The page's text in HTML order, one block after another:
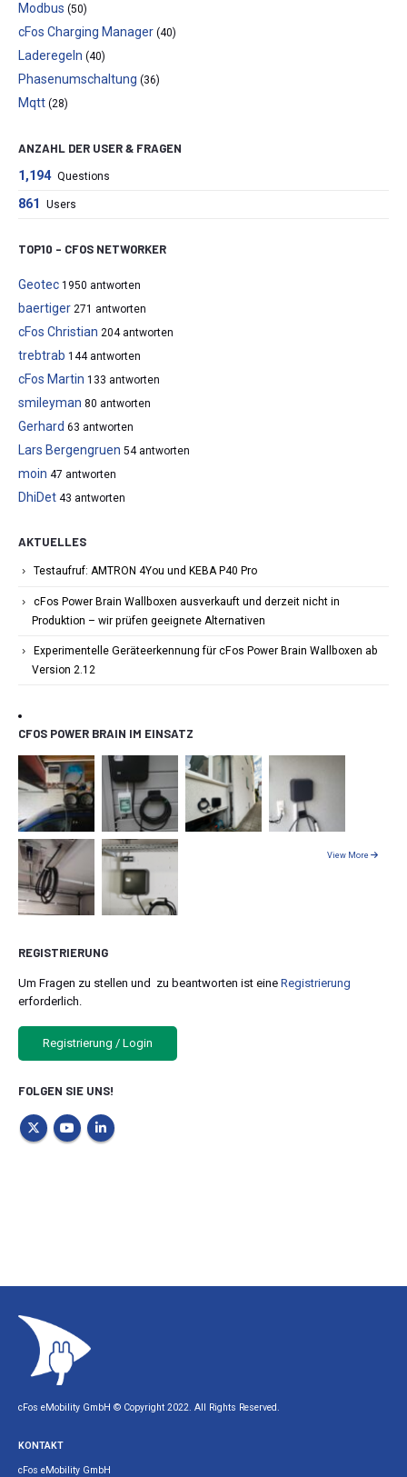
Modbus (50)
cFos Charging Manager (40)
Laderegeln (40)
Phasenumschaltung (36)
Mqtt (28)
ANZAHL DER USER & FRAGEN
1,194 Questions
861 Users
TOP10 – CFOS NETWORKER
Geotec 1950 antworten
baertiger 271 antworten
cFos Christian 204 antworten
trebtrab 144 antworten
cFos Martin 133 antworten
smileyman 80 antworten
Gerhard 63 antworten
Lars Bergengruen 54 antworten
moin 47 antworten
DhiDet 43 antworten
AKTUELLES
Testaufruf: AMTRON 4You und KEBA P40 Pro
cFos Power Brain Wallboxen ausverkauft und derzeit nicht in
Produktion – wir prüfen geeignete Alternativen
Experimentelle Geräteerkennung für cFos Power Brain Wallboxen ab
Version 2.12
CFOS POWER BRAIN IM EINSATZ
View More
REGISTRIERUNG
Um Fragen zu stellen und zu beantworten ist eine Registrierung
erforderlich.
Registrierung / Login
FOLGEN SIE UNS!
cFos eMobility GmbH © Copyright 2022. All Rights Reserved.
KONTAKT
cFos eMobility GmbH